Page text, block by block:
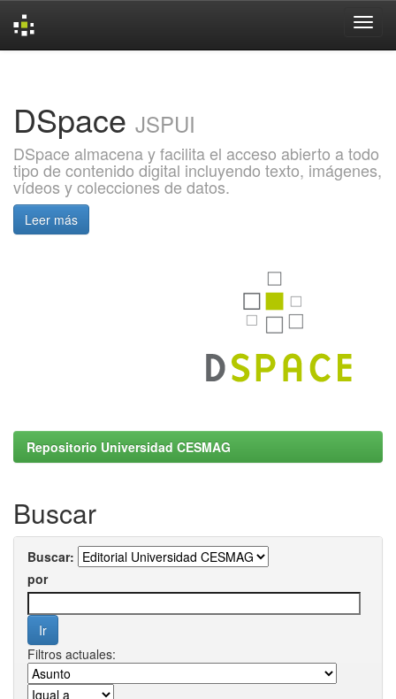
DSpace JSPUI
DSpace almacena y facilita el acceso abierto a todo
tipo de contenido digital incluyendo texto, imágenes,
vídeos y colecciones de datos.
Leer más
Repositorio Universidad CESMAG
Buscar
Buscar:
por
Filtros actuales: